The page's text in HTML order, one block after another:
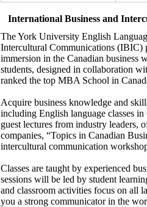
International Business and
The York University English
Intercultural Communications (IBIC)
immersion in the Canadian business
students, designed in collaboration
ranked the top MBA School in
Acquire business knowledge and
including English language classes
guest lectures from industry leaders,
companies, “Topics in Canadian
intercultural communication
Classes are taught by experienced
sessions will be led by student
and classroom activities focus on all
you a strong communicator in the